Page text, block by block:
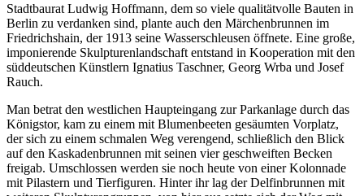
Stadtbaurat Ludwig Hoffmann, dem so viele qualitätvolle Bauten in
Berlin zu verdanken sind, plante auch den Märchenbrunnen im
Friedrichshain, der 1913 seine Wasserschleusen öffnete. Eine große,
imponierende Skulpturenlandschaft entstand in Kooperation mit den
süddeutschen Künstlern Ignatius Taschner, Georg Wrba und Josef
Rauch.
Man betrat den westlichen Haupteingang zur Parkanlage durch das
Königstor, kam zu einem mit Blumenbeeten gesäumten Vorplatz,
der sich zu einem schmalen Weg verengend, schließlich den Blick
auf den Kaskadenbrunnen mit seinen vier geschweiften Becken
freigab. Umschlossen werden sie noch heute von einer Kolonnade
mit Pilastern und Tierfiguren. Hinter ihr lag der Delfinbrunnen mit